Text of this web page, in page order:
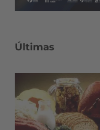
Últimas